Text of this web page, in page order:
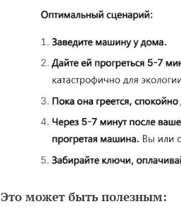
Это может быть полезным: